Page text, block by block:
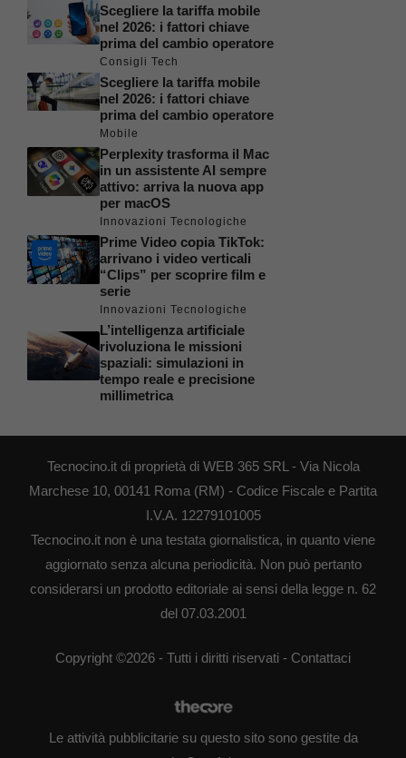
Scegliere la tariffa mobile
nel 2026: i fattori chiave
prima del cambio operatore
Consigli Tech
Scegliere la tariffa mobile
nel 2026: i fattori chiave
prima del cambio operatore
Mobile
Perplexity trasforma il Mac
in un assistente AI sempre
attivo: arriva la nuova app
per macOS
Innovazioni Tecnologiche
Prime Video copia TikTok:
arrivano i video verticali
“Clips” per scoprire film e
serie
Innovazioni Tecnologiche
L’intelligenza artificiale
rivoluziona le missioni
spaziali: simulazioni in
tempo reale e precisione
millimetrica
Tecnocino.it di proprietà di WEB 365 SRL - Via Nicola
Marchese 10, 00141 Roma (RM) - Codice Fiscale e Partita
I.V.A. 12279101005
Tecnocino.it non è una testata giornalistica, in quanto viene
aggiornato senza alcuna periodicità. Non può pertanto
considerarsi un prodotto editoriale ai sensi della legge n. 62
del 07.03.2001
Copyright ©2026 - Tutti i diritti riservati - Contattaci
Le attività pubblicitarie su questo sito sono gestite da